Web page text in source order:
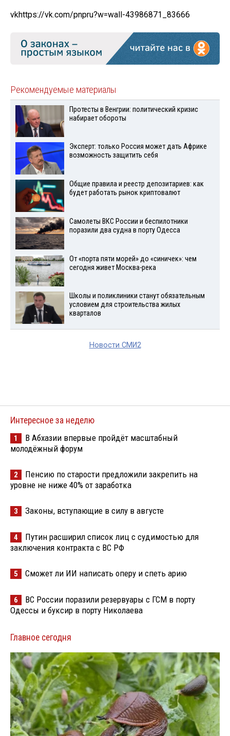
vkhttps://vk.com/pnpru?w=wall-43986871_83666
Рекомендуемые материалы
Протесты в Венгрии: политический кризис
набирает обороты
Эксперт: только Россия может дать Африке
возможность защитить себя
Общие правила и реестр депозитариев: как
будет работать рынок криптовалют
Самолеты ВКС России и беспилотники
поразили два судна в порту Одесса
От «порта пяти морей» до «синичек»: чем
сегодня живет Москва-река
Школы и поликлиники станут обязательным
условием для строительства жилых
кварталов
Новости СМИ2
Интересное за неделю
1
В Абхазии впервые пройдёт масштабный
молодёжный форум
2
Пенсию по старости предложили закрепить на
уровне не ниже 40% от заработка
3 Законы, вступающие в силу в августе
4
Путин расширил список лиц с судимостью для
заключения контракта с ВС РФ
5 Сможет ли ИИ написать оперу и спеть арию
6
ВС России поразили резервуары с ГСМ в порту
Одессы и буксир в порту Николаева
Главное сегодня